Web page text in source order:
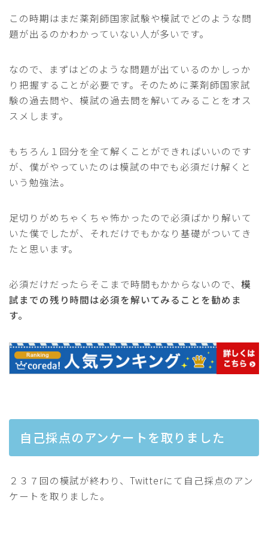
この時期はまだ薬剤師国家試験や模試でどのような問
題が出るのかわかっていない人が多いです。
なので、まずはどのような問題が出ているのかしっか
り把握することが必要です。そのために薬剤師国家試
験の過去問や、模試の過去問を解いてみることをオス
スメします。
もちろん１回分を全て解くことができればいいのです
が、僕がやっていたのは模試の中でも必須だけ解くと
いう勉強法。
足切りがめちゃくちゃ怖かったので必須ばかり解いて
いた僕でしたが、それだけでもかなり基礎がついてき
たと思います。
必須だけだったらそこまで時間もかからないので、 模
試までの残り時間は必須を解いてみることを勧めま
す。
自己採点のアンケートを取りました
２３７回の模試が終わり、Twitterにて自己採点のアン
ケートを取りました。